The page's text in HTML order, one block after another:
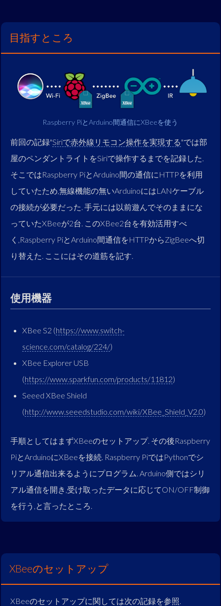
目指すところ
Raspberry PiとArduino間通信にXBeeを使う
前回の記録"Siriで赤外線リモコン操作を実現する"では部
屋のペンダントライトをSiriで操作するまでを記録した.
そこではRaspberry PiとArduino間の通信にHTTPを利用
していたため,無線機能の無いArduinoにはLANケーブル
の接続が必要だった. 手元には以前遊んでそのままにな
っていたXBeeが2台. このXBee2台を有効活用すべ
く,Raspberry PiとArduino間通信をHTTPからZigBeeへ切
り替えた. ここにはその道筋を記す.
使用機器
XBee S2 (https://www.switch-
science.com/catalog/224/)
XBee Explorer USB
(https://www.sparkfun.com/products/11812)
Seeed XBee Shield
(http://www.seeedstudio.com/wiki/XBee_Shield_V2.0)
手順としてはまずXBeeのセットアップ. その後Raspberry
PiとArduinoにXBeeを接続. Raspberry PiではPythonでシ
リアル通信出来るようにプログラム. Arduino側ではシリ
アル通信を開き,受け取ったデータに応じてON/OFF制御
を行う,と言ったところ.
XBeeのセットアップ
XBeeのセットアップに関しては次の記録を参照.